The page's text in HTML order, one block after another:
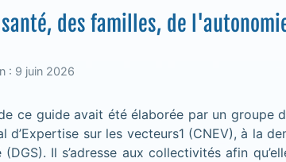
des familles, de
: 9 juin 2026
ce guide avait été élaborée par un groupe
d’Expertise sur les vecteurs1 (CNEV), à la
Il s’adresse aux collectivités afin